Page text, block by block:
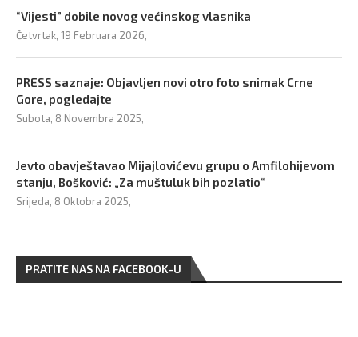
“Vijesti” dobile novog većinskog vlasnika
Četvrtak, 19 Februara 2026,
PRESS saznaje: Objavljen novi otro foto snimak Crne
Gore, pogledajte
Subota, 8 Novembra 2025,
Jevto obavještavao Mijajlovićevu grupu o Amfilohijevom
stanju, Bošković: „Za muštuluk bih pozlatio“
Srijeda, 8 Oktobra 2025,
PRATITE NAS NA FACEBOOK-U